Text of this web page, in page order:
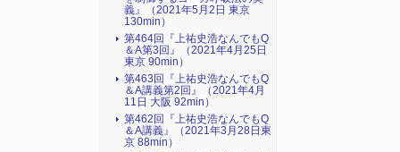
義』（2021年5月2日 東京
130min）
第464回『上祐史浩なんでもQ
＆A第3回』（2021年4月25日
東京 90min）
第463回『上祐史浩なんでもQ
＆A講義第2回』（2021年4月
11日 大阪 92min）
第462回『上祐史浩なんでもQ
＆A講義』（2021年3月28日東
京 88min）